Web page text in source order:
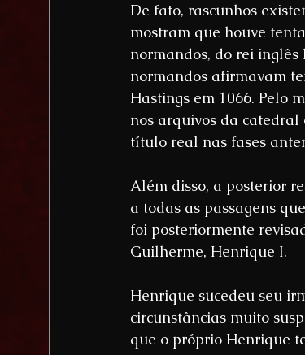
De fato, rascunhos
mostram que houve
normandos, do rei
normandos afirmavam
Hastings em 1066. Pelo
nos arquivos da catedral
título real nas fases
Além disso, a posterior
a todas as passagens
foi posteriormente
Guilherme, Henrique I.
Henrique sucedeu seu
circunstâncias muito
que o próprio Henrique